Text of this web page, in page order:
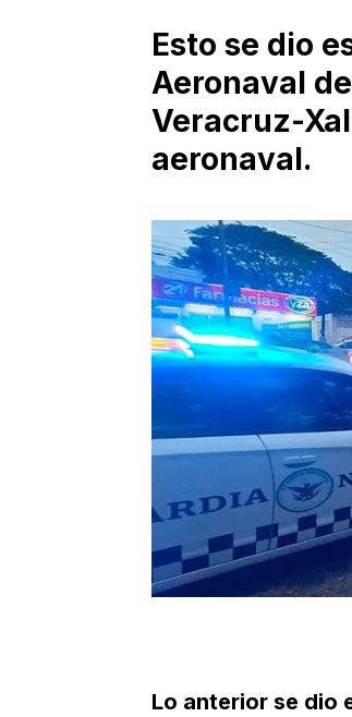
Esto se dio
Aeronaval
Veracruz-
aeronaval.
Lo anterior se dio